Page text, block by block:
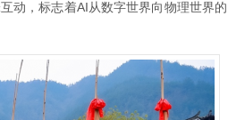
动，标志着AI从数字世界向物理世界的